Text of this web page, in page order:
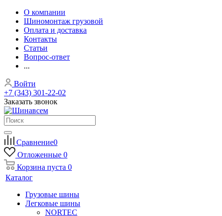
О компании
Шиномонтаж грузовой
Оплата и доставка
Контакты
Статьи
Вопрос-ответ
...
Войти
+7 (343) 301-22-02
Заказать звонок
Сравнение0
Отложенные 0
Корзина пуста 0
Каталог
Грузовые шины
Легковые шины
NORTEС